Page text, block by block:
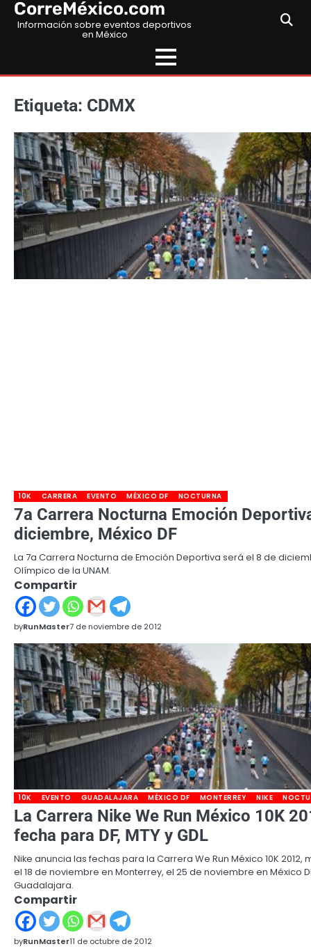
SkipCorreMéxico.com
Información sobre eventos deportivos
en México
Etiqueta: CDMX
10K CARRERA EVENTO MÉXICO DF NOCTURNA
7a Carrera Nocturna Emoción
diciembre, México DF
La 7a Carrera Nocturna de Emoción Deportiva será el 8 de
Olímpico de la UNAM.
Compartir
byRunMaster7 de noviembre de 2012
10K EVENTO GUADALAJARA MÉXICO DF MONTERREY NIKE
La Carrera Nike We Run México 10K
fecha para DF, MTY y GDL
Nike anuncia las fechas para la Carrera We Run México 10K
el 18 de noviembre en Monterrey, el 25 de noviembre en México
Guadalajara.
Compartir
byRunMaster11 de octubre de 2012